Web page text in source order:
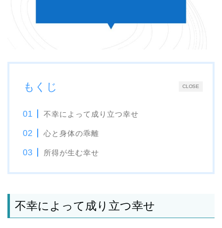
CLOSE
もくじ
不幸によって成り立つ幸せ
心と身体の乖離
所得が生む幸せ
不幸によって成り立つ幸せ